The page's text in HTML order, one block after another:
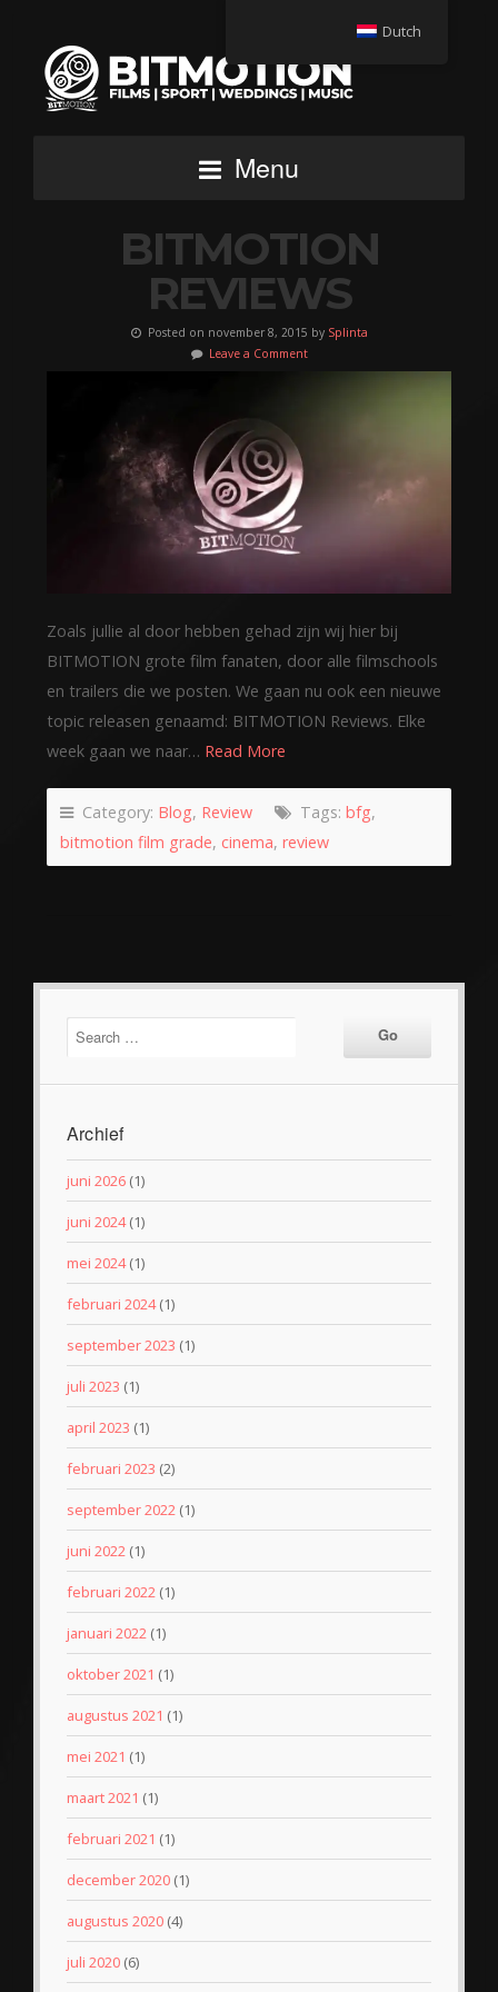
Menu
BITMOTION
REVIEWS
Posted on november 8, 2015 by Splinta
Leave a Comment
Zoals jullie al door hebben gehad zijn wij hier bij
BITMOTION grote film fanaten, door alle filmschools
en trailers die we posten. We gaan nu ook een nieuwe
topic releasen genaamd: BITMOTION Reviews. Elke
week gaan we naar… Read More
Category: Blog, Review Tags: bfg,
bitmotion film grade, cinema, review
Archief
juni 2026 (1)
juni 2024(1)
mei 2024(1)
februari 2024(1)
september 2023 (1)
juli 2023 (1)
april 2023 (1)
februari 2023 (2)
september 2022 (1)
juni 2022 (1)
februari 2022 (1)
januari 2022 (1)
oktober 2021 (1)
augustus 2021 (1)
mei 2021 (1)
maart 2021 (1)
februari 2021 (1)
december 2020 (1)
augustus 2020 (4)
juli 2020 (6)
Dutch